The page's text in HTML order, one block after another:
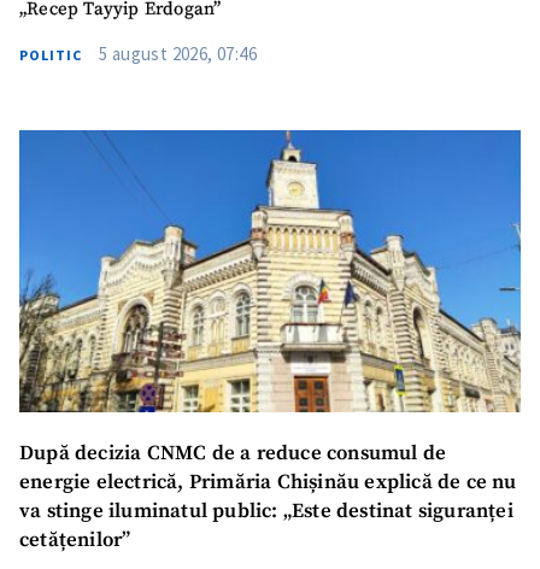
„Recep Tayyip Erdogan”
POLITIC 5 august 2026, 07:46
După decizia CNMC de a reduce consumul de
energie electrică, Primăria Chișinău explică de ce nu
va stinge iluminatul public: „Este destinat siguranței
cetățenilor”